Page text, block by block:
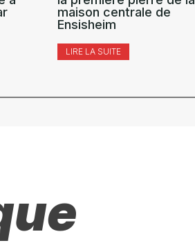
maison centrale de
Ensisheim
LIRE LA SUITE